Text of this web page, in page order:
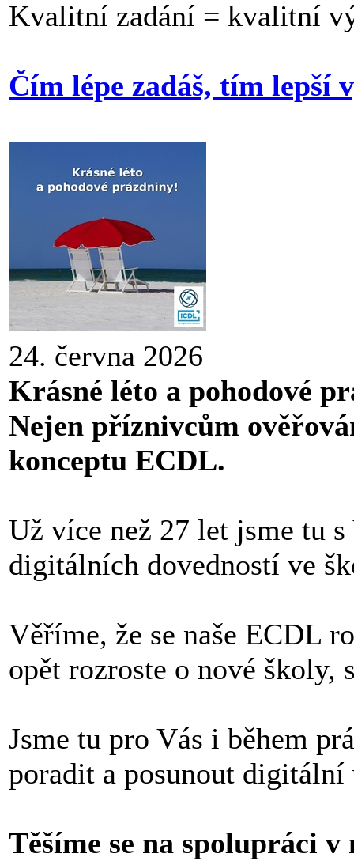
Kvalitní zadání = kvalitní
Čím lépe zadáš, tím lepší
24. června 2026
Krásné léto a pohodové
Nejen příznivcům
konceptu ECDL.
Už více než 27 let jsme tu
digitálních dovedností ve
Věříme, že se naše ECDL
opět rozroste o nové školy,
Jsme tu pro Vás i během
poradit a posunout
Těšíme se na spolupráci